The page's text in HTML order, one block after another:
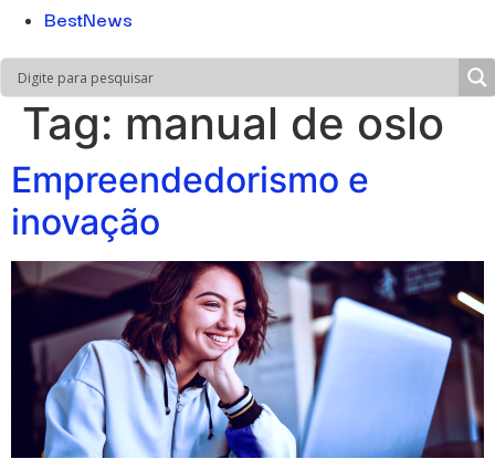
BestNews
Tag: manual de oslo
Empreendedorismo e
inovação